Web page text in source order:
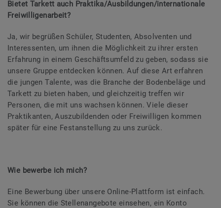
Bietet Tarkett auch Praktika/Ausbildungen/internationale
Freiwilligenarbeit?
Ja, wir begrüßen Schüler, Studenten, Absolventen und
Interessenten, um ihnen die Möglichkeit zu ihrer ersten
Erfahrung in einem Geschäftsumfeld zu geben, sodass sie
unsere Gruppe entdecken können. Auf diese Art erfahren
die jungen Talente, was die Branche der Bodenbeläge und
Tarkett zu bieten haben, und gleichzeitig treffen wir
Personen, die mit uns wachsen können. Viele dieser
Praktikanten, Auszubildenden oder Freiwilligen kommen
später für eine Festanstellung zu uns zurück.
Wie bewerbe ich mich?
Eine Bewerbung über unsere Online-Plattform ist einfach.
Sie können die Stellenangebote einsehen, ein Konto